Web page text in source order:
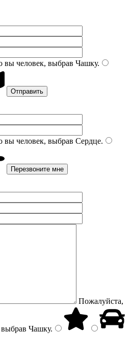
вы человек, выбрав Чашку.
вы человек, выбрав Сердце.
Пожалуйста,
Чашку.